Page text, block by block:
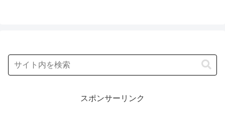
スポンサーリンク